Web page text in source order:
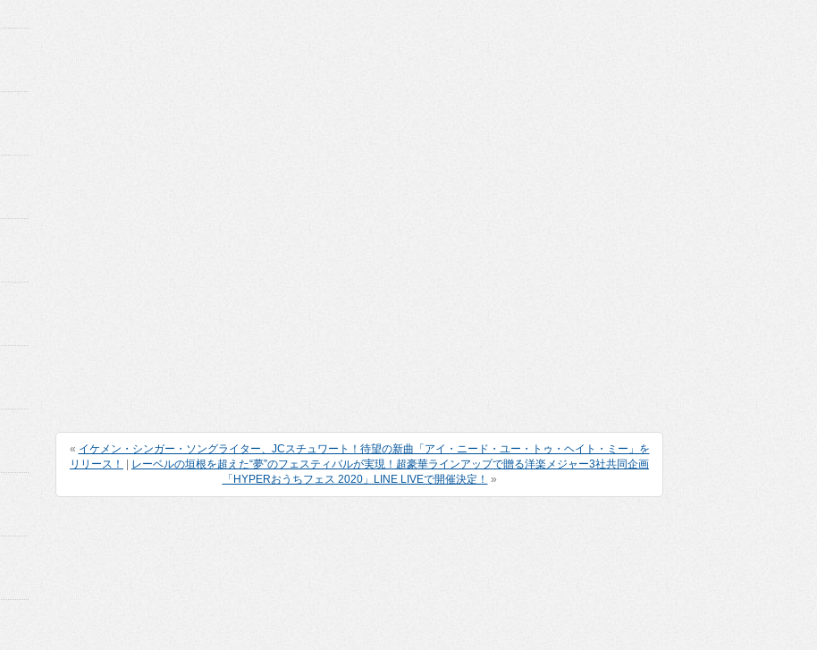
« イケメン・シンガー・ソングライター、JCスチュワート！待望の新曲「アイ・ニード・ユー・トゥ・ヘイト・ミー」を
リリース！
レーベルの垣根を超えた“夢”のフェスティバルが実現！超豪華ラインアップで贈る洋楽メジャー3社共同企画
「HYPERおうちフェス 2020」LINE LIVEで開催決定！ »